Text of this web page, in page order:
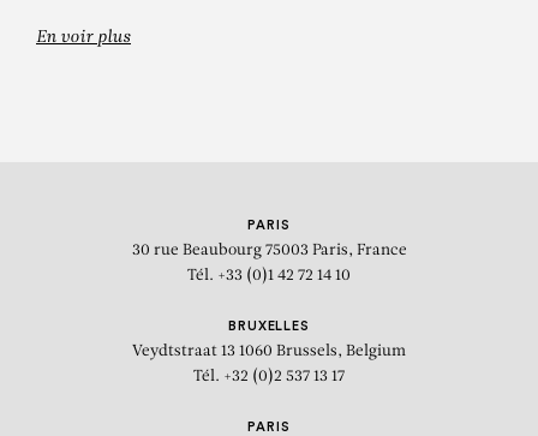
En voir plus
PARIS
30 rue Beaubourg 75003 Paris, France
Tél. +33 (0)1 42 72 14 10
BRUXELLES
Veydtstraat 13 1060 Brussels, Belgium
Tél. +32 (0)2 537 13 17
PARIS